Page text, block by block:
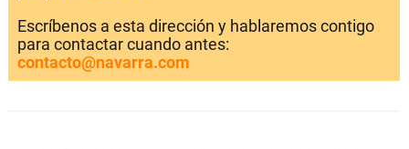
Escríbenos a esta dirección y hablaremos contigo
para contactar cuando antes:
contacto@navarra.com